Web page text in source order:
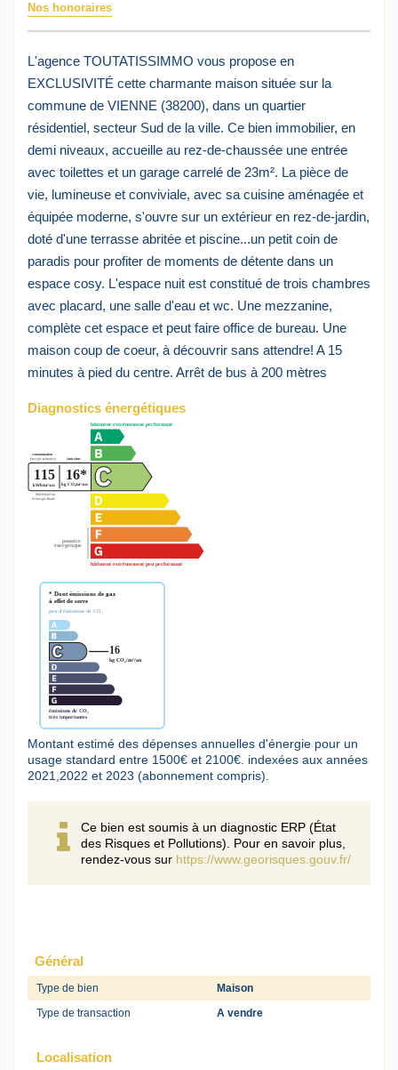
Nos honoraires
L'agence TOUTATISSIMMO vous propose en
EXCLUSIVITÉ cette charmante maison située sur la
commune de VIENNE (38200), dans un quartier
résidentiel, secteur Sud de la ville. Ce bien immobilier, en
demi niveaux, accueille au rez-de-chaussée une entrée
avec toilettes et un garage carrelé de 23m². La pièce de
vie, lumineuse et conviviale, avec sa cuisine aménagée et
équipée moderne, s'ouvre sur un extérieur en rez-de-jardin,
doté d'une terrasse abritée et piscine...un petit coin de
paradis pour profiter de moments de détente dans un
espace cosy. L'espace nuit est constitué de trois chambres
avec placard, une salle d'eau et wc. Une mezzanine,
complète cet espace et peut faire office de bureau. Une
maison coup de coeur, à découvrir sans attendre! A 15
minutes à pied du centre. Arrêt de bus à 200 mètres
Diagnostics énergétiques
Montant estimé des dépenses annuelles d'énergie pour un
usage standard entre 1500€ et 2100€. indexées aux années
2021,2022 et 2023 (abonnement compris).
Ce bien est soumis à un diagnostic ERP (État
des Risques et Pollutions). Pour en savoir plus,
rendez-vous sur https://www.georisques.gouv.fr/
Général
Type de bien
Maison
Type de transaction
A vendre
Localisation